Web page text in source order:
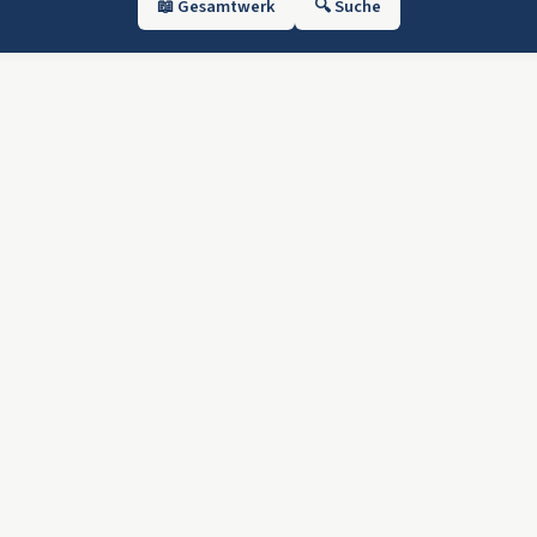
📖 Gesamtwerk 🔍 Suche